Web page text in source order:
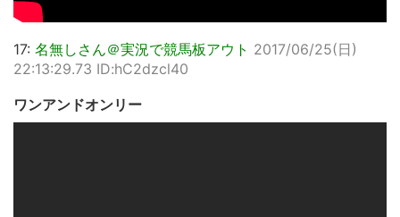
17: 名無しさん＠実況で競馬板アウト 2017/06/25(日)
22:13:29.73 ID:hC2dzcl40
ワンアンドオンリー